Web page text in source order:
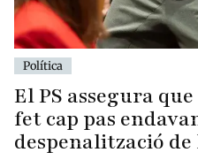
Política
El PS assegura
fet cap pas
despenalització